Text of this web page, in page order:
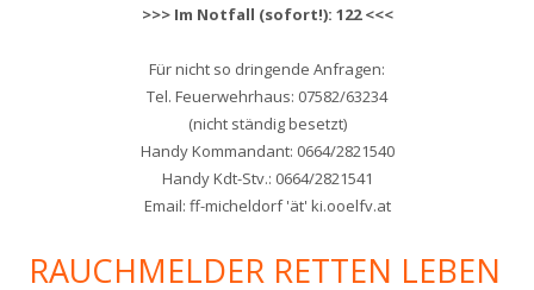
>>> Im Notfall (sofort!): 122 <<<
Für nicht so dringende Anfragen:
Tel. Feuerwehrhaus: 07582/63234
(nicht ständig besetzt)
Handy Kommandant: 0664/2821540
Handy Kdt-Stv.: 0664/2821541
Email: ff-micheldorf 'ät' ki.ooelfv.at
RAUCHMELDER RETTEN LEBEN